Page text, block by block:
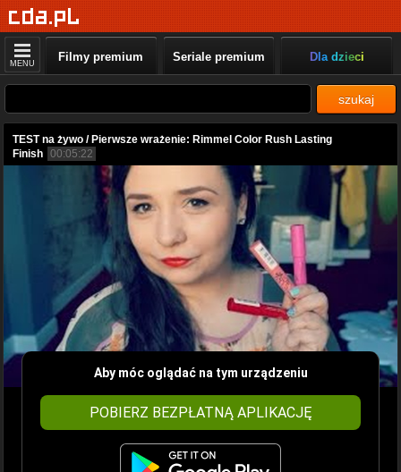
MENU Filmy premium Seriale premium Dla dzieci
szukaj
TEST na żywo / Pierwsze wrażenie: Rimmel Color Rush Lasting
Finish 00:05:22
Aby móc oglądać na tym urządzeniu
POBIERZ BEZPŁATNĄ APLIKACJĘ